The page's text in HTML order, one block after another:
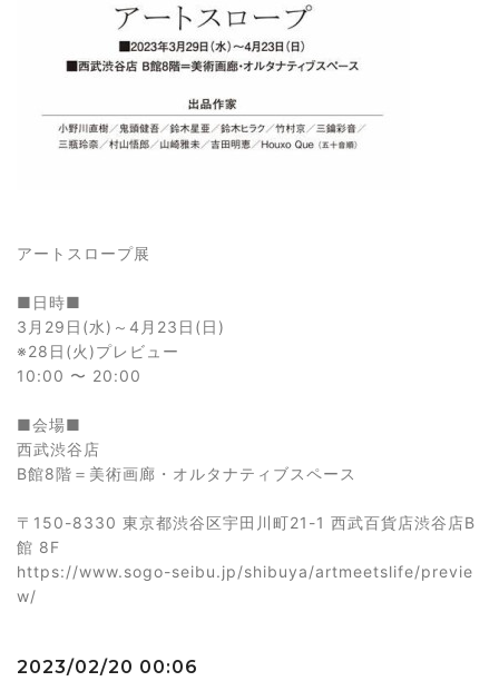
アートスロープ展
■日時■
3月29日(水)～4月23日(日)
※28日(火)プレビュー
10:00 〜 20:00
■会場■
西武渋谷店
B館8階＝美術画廊・オルタナティブスペース
〒150-8330 東京都渋谷区宇田川町21-1 西武百貨店渋谷店B
館 8F
https://www.sogo-seibu.jp/shibuya/artmeetslife/previe
w/
2023/02/20 00:06